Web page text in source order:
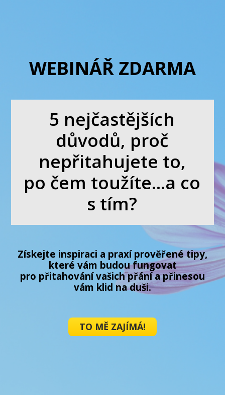
WEBINÁŘ ZDARMA
5 nejčastějších
důvodů, proč
nepřitahujete to,
po čem toužíte...a co
s tím?
Získejte inspiraci a praxí prověřené tipy,
které vám budou fungovat
pro přitahování vašich přání a přinesou
vám klid na duši.
TO MĚ ZAJÍMÁ!